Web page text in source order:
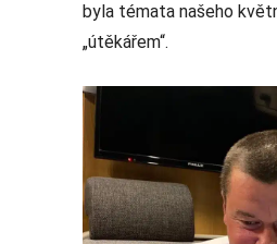
byla témata našeho
„útěkářem“.